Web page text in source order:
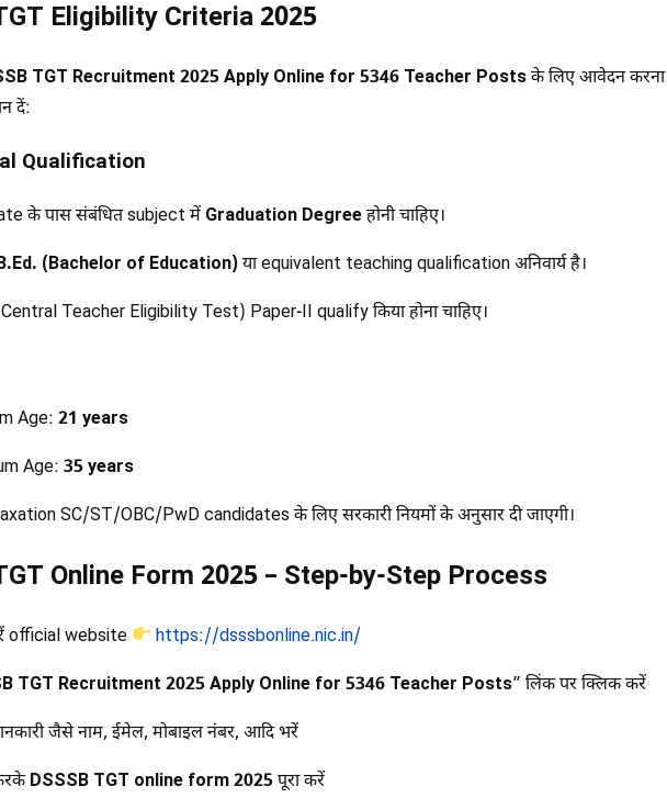
Eligibility Criteria 2025
TGT Recruitment 2025 Apply Online for 5346 Teacher Postsके लिए आवेदन करना
दें:
Qualification
के पास संबंधित subject में Graduation Degreeहोनी चाहिए।
(Bachelor of Education) या equivalent teaching qualification अनिवार्य है।
Teacher Eligibility Test) Paper-II qualify किया होना चाहिए।
Age: 21 years
Age: 35 years
SC/ST/OBC/PwD candidates के लिए सरकारी नियमों के अनुसार दी जाएगी।
Online Form 2025 – Step-by-Step Process
official website https://dsssbonline.nic.in/
TGT Recruitment 2025 Apply Online for 5346 Teacher Posts” लिंक पर क्लिक करें
जैसे नाम, ईमेल, मोबाइल नंबर, आदि भरें
DSSSB TGT online form 2025पूरा करें